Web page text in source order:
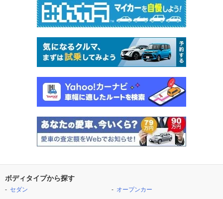
ボディタイプから探す
セダン
オープンカー